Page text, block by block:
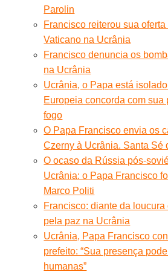
Parolin
Francisco reiterou sua
Vaticano na Ucrânia
Francisco denuncia os
na Ucrânia
Ucrânia, o Papa está
Europeia concorda com sua
fogo
O Papa Francisco envia os
Czerny à Ucrânia. Santa Sé
O ocaso da Rússia pós-
Ucrânia: o Papa Francisco
Marco Politi
Francisco: diante da
pela paz na Ucrânia
Ucrânia, Papa Francisco
prefeito: “Sua presença
humanas”